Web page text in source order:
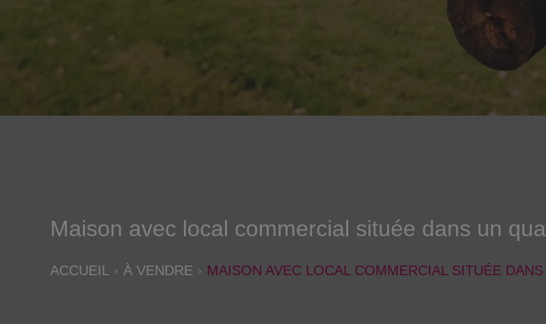
Maison avec local commercial située dans un
ACCUEIL À VENDRE MAISON AVEC LOCAL COMMERCIAL SITUÉE